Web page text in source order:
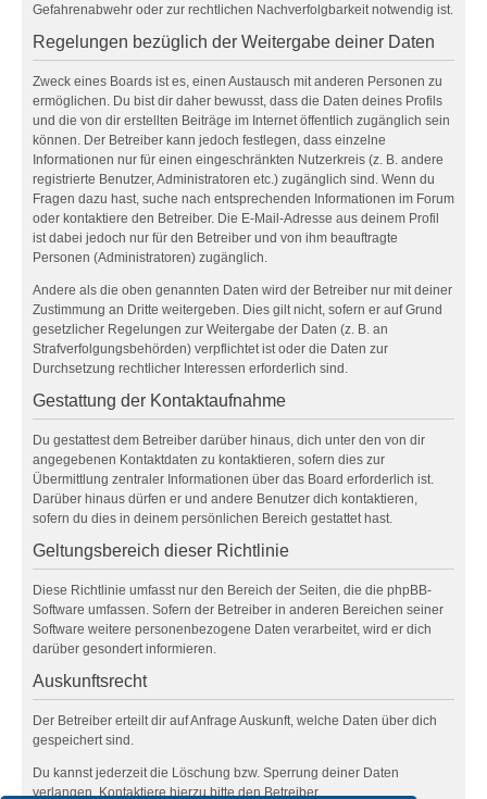
Gefahrenabwehr oder zur rechtlichen Nachverfolgbarkeit notwendig ist.
Regelungen bezüglich der Weitergabe deiner Daten
Zweck eines Boards ist es, einen Austausch mit anderen Personen zu
ermöglichen. Du bist dir daher bewusst, dass die Daten deines Profils
und die von dir erstellten Beiträge im Internet öffentlich zugänglich sein
können. Der Betreiber kann jedoch festlegen, dass einzelne
Informationen nur für einen eingeschränkten Nutzerkreis (z. B. andere
registrierte Benutzer, Administratoren etc.) zugänglich sind. Wenn du
Fragen dazu hast, suche nach entsprechenden Informationen im Forum
oder kontaktiere den Betreiber. Die E-Mail-Adresse aus deinem Profil
ist dabei jedoch nur für den Betreiber und von ihm beauftragte
Personen (Administratoren) zugänglich.
Andere als die oben genannten Daten wird der Betreiber nur mit deiner
Zustimmung an Dritte weitergeben. Dies gilt nicht, sofern er auf Grund
gesetzlicher Regelungen zur Weitergabe der Daten (z. B. an
Strafverfolgungsbehörden) verpflichtet ist oder die Daten zur
Durchsetzung rechtlicher Interessen erforderlich sind.
Gestattung der Kontaktaufnahme
Du gestattest dem Betreiber darüber hinaus, dich unter den von dir
angegebenen Kontaktdaten zu kontaktieren, sofern dies zur
Übermittlung zentraler Informationen über das Board erforderlich ist.
Darüber hinaus dürfen er und andere Benutzer dich kontaktieren,
sofern du dies in deinem persönlichen Bereich gestattet hast.
Geltungsbereich dieser Richtlinie
Diese Richtlinie umfasst nur den Bereich der Seiten, die die phpBB-
Software umfassen. Sofern der Betreiber in anderen Bereichen seiner
Software weitere personenbezogene Daten verarbeitet, wird er dich
darüber gesondert informieren.
Auskunftsrecht
Der Betreiber erteilt dir auf Anfrage Auskunft, welche Daten über dich
gespeichert sind.
Du kannst jederzeit die Löschung bzw. Sperrung deiner Daten
verlangen. Kontaktiere hierzu bitte den Betreiber.